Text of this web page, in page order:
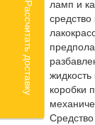
ламп и
коробки
Рассчитать доставку